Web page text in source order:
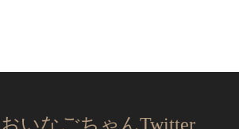
おいなごちゃんTwitter